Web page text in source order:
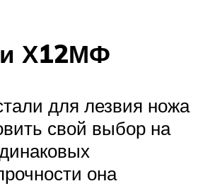
Х12МФ
для лезвия ножа
свой выбор на
она